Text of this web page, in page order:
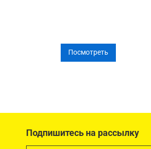
Посмотреть
Подпишитесь на рассылку